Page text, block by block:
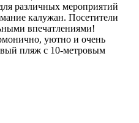
различных мероприятий
калужан. Посетители
впечатлениями!
уютно и очень
пляж с 10-метровым